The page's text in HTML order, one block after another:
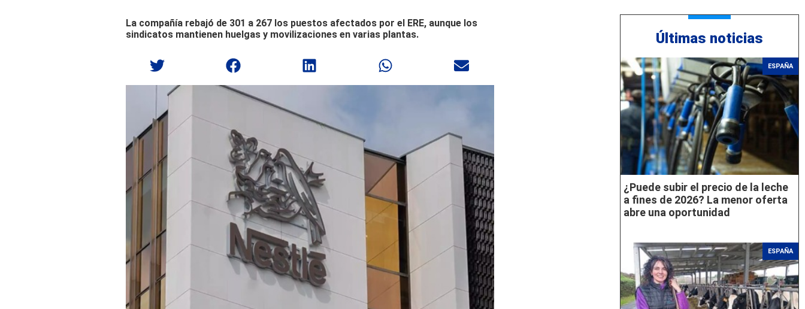
La compañía rebajó de 301 a 267 los puestos afectados por el ERE, aunque los
sindicatos mantienen huelgas y movilizaciones en varias plantas.
Últimas noticias
ESPAÑA
¿Puede subir el precio de la leche
a fines de 2026? La menor oferta
abre una oportunidad
ESPAÑA